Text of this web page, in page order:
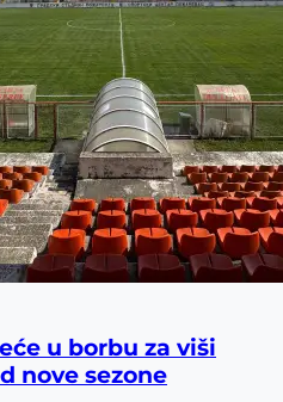
u borbu za viši
nove sezone